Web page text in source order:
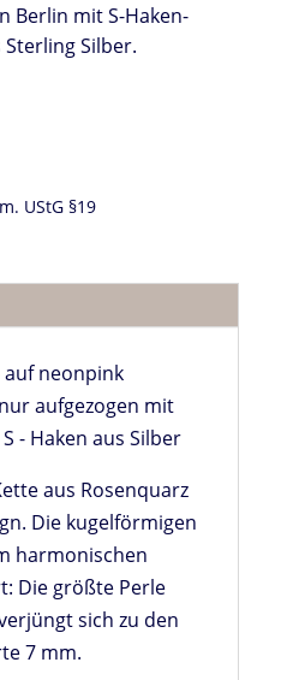
Berlin mit S-Haken-
Silber.
UStG §19
neonpink
aufgezogen mit
- Haken aus Silber
aus Rosenquarz
Die kugelförmigen
harmonischen
Die größte Perle
sich zu den
7 mm.